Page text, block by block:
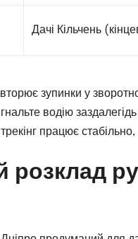
Дачі Кільчень
зупинки у
водію
працює
розклад